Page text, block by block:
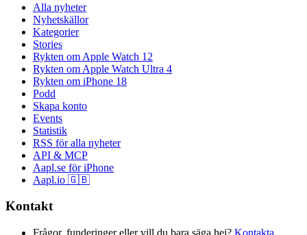
Alla nyheter
Nyhetskällor
Kategorier
Stories
Rykten om Apple Watch 12
Rykten om Apple Watch Ultra 4
Rykten om iPhone 18
Podd
Skapa konto
Events
Statistik
RSS för alla nyheter
API & MCP
Aapl.se för iPhone
Aapl.io 🇬🇧
Kontakt